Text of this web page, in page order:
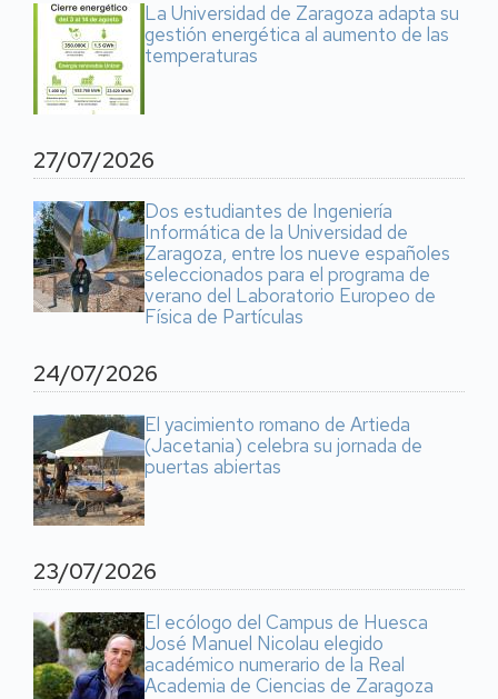
La Universidad de Zaragoza adapta su
gestión energética al aumento de las
temperaturas
27/07/2026
Dos estudiantes de Ingeniería
Informática de la Universidad de
Zaragoza, entre los nueve españoles
seleccionados para el programa de
verano del Laboratorio Europeo de
Física de Partículas
24/07/2026
El yacimiento romano de Artieda
(Jacetania) celebra su jornada de
puertas abiertas
23/07/2026
El ecólogo del Campus de Huesca
José Manuel Nicolau elegido
académico numerario de la Real
Academia de Ciencias de Zaragoza